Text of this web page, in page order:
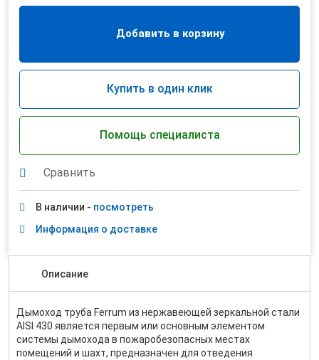
Добавить в корзину
Купить в один клик
Помощь специалиста
Сравнить
В наличии - посмотреть
Информация о доставке
Описание
Дымоход труба Ferrum из нержавеющей зеркальной стали
AISI 430 является первым или основным элементом
системы дымохода в пожаробезопасных местах
помещений и шахт, предназначен для отведения